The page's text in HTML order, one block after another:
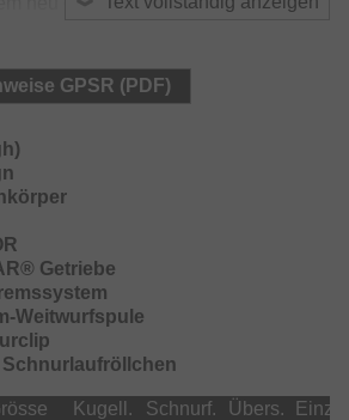
für weniger Verwicklungen und
wird die Balance der Rolle in den
verlagert, was eine bessere
zur Folge hat.
Getriebe wird verwindungsfest im
gelagert und bietet einen
mit optimaler Kraftübertragung. Die
läuft gleichmäßig ohne hohen
und gibt die eingestellte Bremskraft
ABS LC Weitwurfspule mit
GPSR (PDF)
Getriebe
Weitwurfspule
Kugell. Schnurf. Übers.